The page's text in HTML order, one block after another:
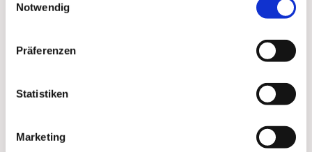
Notwendig
Präferenzen
Statistiken
Marketing
ökumenischen Rahmen
Dies könnte Sie auch